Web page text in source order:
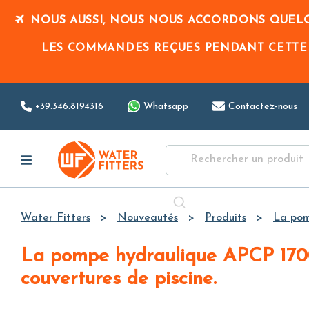
NOUS AUSSI, NOUS NOUS ACCORDONS
LES COMMANDES REÇUES PENDANT
+39.346.8194316 Whatsapp Contactez-nous
Water Fitters Nouveautés Produits La
La pompe hydraulique APCP 1700 de Little Giant : une solution avancée pour le drainage des
couvertures de piscine.